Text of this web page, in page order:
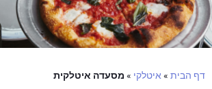
דף הבית » איטלקי » מסעדה איטלקית